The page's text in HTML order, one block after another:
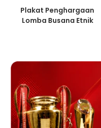
Plakat Penghargaan
Lomba Busana Etnik